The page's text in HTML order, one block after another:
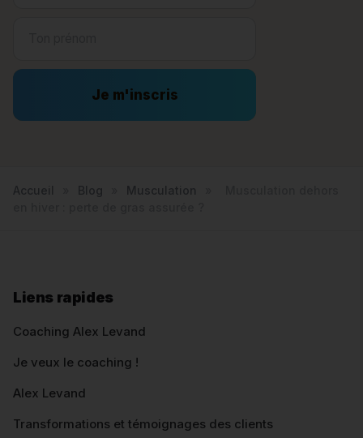
Je m'inscris
Accueil Blog Musculation
Liens rapides
Coaching Alex Levand
Je veux le coaching !
Alex Levand
Transformations et témoignages des clients